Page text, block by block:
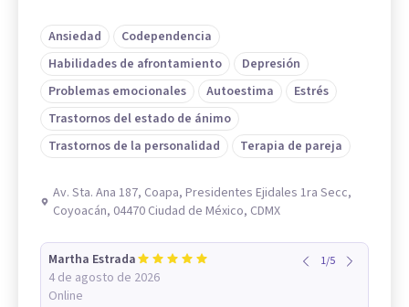
Ansiedad
Codependencia
Habilidades de afrontamiento
Depresión
Problemas emocionales
Autoestima
Estrés
Trastornos del estado de ánimo
Trastornos de la personalidad
Terapia de pareja
Av. Sta. Ana 187, Coapa, Presidentes Ejidales 1ra Secc,
Coyoacán, 04470 Ciudad de México, CDMX
Martha Estrada
4 de agosto de 2026
Online
1/5